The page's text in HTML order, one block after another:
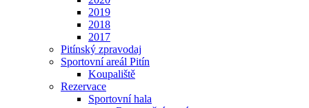
2019
2018
2017
Pitínský zpravodaj
Sportovní areál Pitín
Koupaliště
Rezervace
Sportovní hala